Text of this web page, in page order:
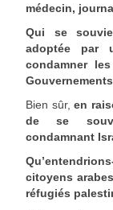
médecin,
Qui se
adoptée par
condamner
Bien sûr, en
de se
condamnant
citoyens
réfugiés